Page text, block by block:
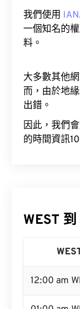
我們使用
一個知名的
料。
大多數其他
而，由於地
出錯。
因此，我們
的時間資訊
WEST
12:00 am